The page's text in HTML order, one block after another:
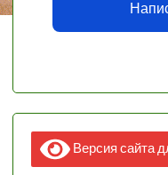
Версия сайта